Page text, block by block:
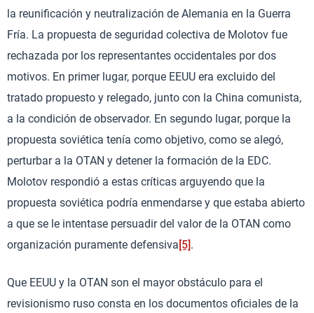
la reunificación y neutralización de Alemania en la Guerra
Fría. La propuesta de seguridad colectiva de Molotov fue
rechazada por los representantes occidentales por dos
motivos. En primer lugar, porque EEUU era excluido del
tratado propuesto y relegado, junto con la China comunista,
a la condición de observador. En segundo lugar, porque la
propuesta soviética tenía como objetivo, como se alegó,
perturbar a la OTAN y detener la formación de la EDC.
Molotov respondió a estas críticas arguyendo que la
propuesta soviética podría enmendarse y que estaba abierto
a que se le intentase persuadir del valor de la OTAN como
organización puramente defensiva [5].
Que EEUU y la OTAN son el mayor obstáculo para el
revisionismo ruso consta en los documentos oficiales de la